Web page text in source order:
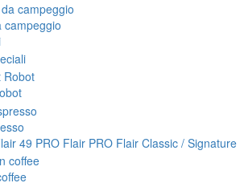
campeggio
49 PRO Flair PRO Flair Classic / Signature